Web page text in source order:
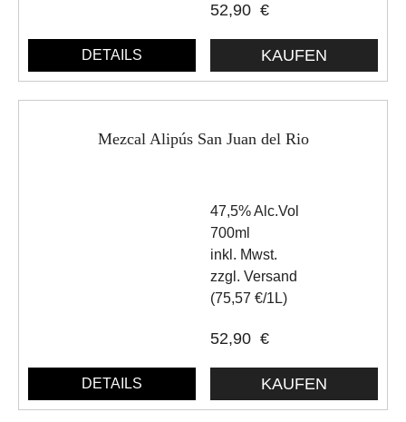
52,90 €
DETAILS
Mezcal Alipús San Juan del Rio
47,5% Alc.Vol
700ml
inkl. Mwst.
zzgl. Versand
(75,57 €/1L)
52,90 €
DETAILS